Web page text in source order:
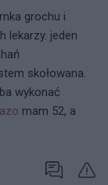
grochu i
lekarzy. jeden
skołowana.
wykonać
mam 52, a